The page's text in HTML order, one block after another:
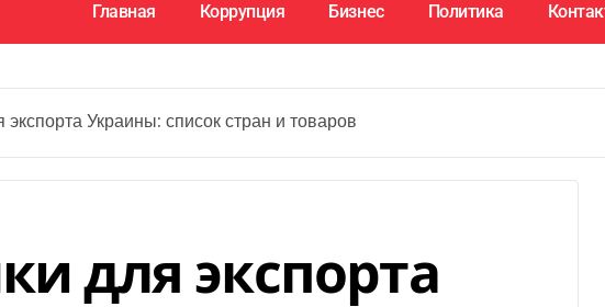
Главная Коррупция Бизнес Политика
Украины: список стран и товаров
для экспорта